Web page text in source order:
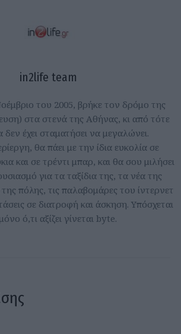
in2life team
του 2005, βρήκε τον δρόμο της
στα στενά της Αθήνας, κι από τότε
δεν έχει σταματήσει να μεγαλώνει.
θα πάει με την ίδια ευκολία σε
και σε τρέντι μπαρ, και θα σου μιλήσει
για τα ταξίδια της, τα νέα της
πόλης, τις παλαβομάρες του ίντερνετ
σε διατροφή και άσκηση. Υπόσχεται
ό,τι αξίζει γίνεται byte.